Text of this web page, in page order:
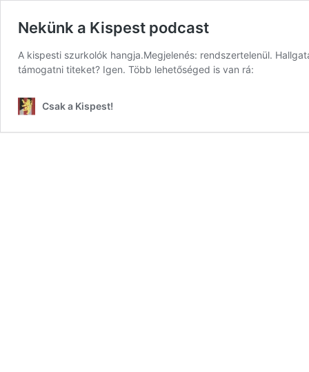
Nekünk a Kispest podcast
A kispesti szurkolók hangja.Megjelenés: rendszertelenül.
támogatni titeket? Igen. Több lehetőséged is van rá:
Csak a Kispest!